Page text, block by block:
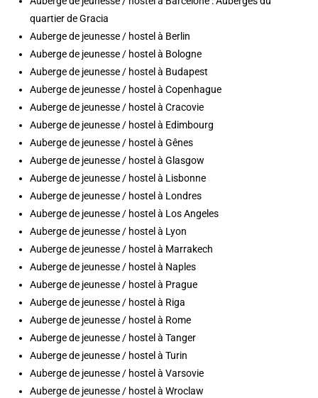
quartier de Gracia
Auberge de jeunesse / hostel à Berlin
Auberge de jeunesse / hostel à Bologne
Auberge de jeunesse / hostel à Budapest
Auberge de jeunesse / hostel à Copenhague
Auberge de jeunesse / hostel à Cracovie
Auberge de jeunesse / hostel à Edimbourg
Auberge de jeunesse / hostel à Gênes
Auberge de jeunesse / hostel à Glasgow
Auberge de jeunesse / hostel à Lisbonne
Auberge de jeunesse / hostel à Londres
Auberge de jeunesse / hostel à Los Angeles
Auberge de jeunesse / hostel à Lyon
Auberge de jeunesse / hostel à Marrakech
Auberge de jeunesse / hostel à Naples
Auberge de jeunesse / hostel à Prague
Auberge de jeunesse / hostel à Riga
Auberge de jeunesse / hostel à Rome
Auberge de jeunesse / hostel à Tanger
Auberge de jeunesse / hostel à Turin
Auberge de jeunesse / hostel à Varsovie
Auberge de jeunesse / hostel à Wroclaw